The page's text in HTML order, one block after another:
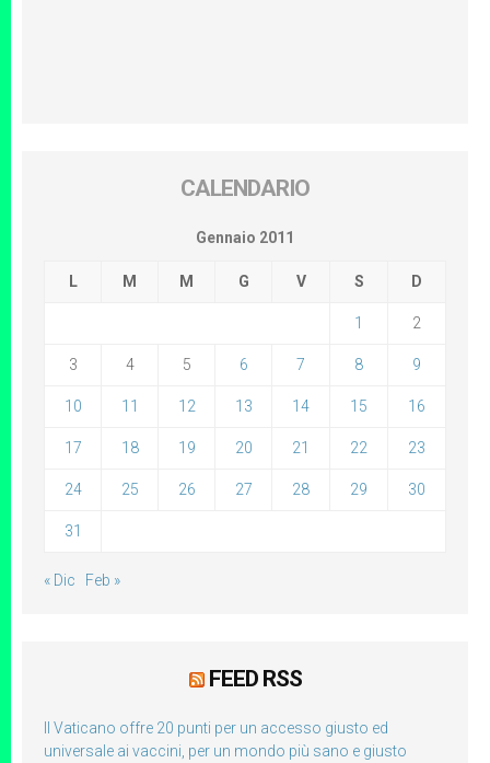
CALENDARIO
Gennaio 2011
L M M G V S D
1 2
3 4 5 6 7 8 9
10 11 12 13 14 15 16
17 18 19 20 21 22 23
24 25 26 27 28 29 30
31
« Dic Feb »
FEED RSS
Il Vaticano offre 20 punti per un accesso giusto ed
universale ai vaccini, per un mondo più sano e giusto